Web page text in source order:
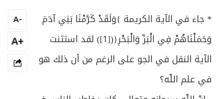
* جاء في الآية الكريمة }وَلَقَدْ كَرَّمْنَا بَنِي آدَمَ
وَحَمَلْنَاهُمْ فِي الْبَرِّ وَالْبَحْرِ{([1] ) لقد استثنت
الآية النقل في الجو على الرغم من أن ذلك هو
في علم اللّه؟
-
A
+A